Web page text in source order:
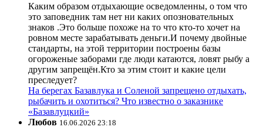
Каким образом отдыхающие осведомленны, о том что
это заповедник там нет ни каких опозновательных
знаков .Это больше похоже на то что кто-то хочет на
ровном месте зарабатывать деньги.И почему двойные
стандарты, на этой территории построены базы
огороженые заборами где люди катаются, ловят рыбу а
другим запрещён.Кто за этим стоит и какие цели
преследует?
На берегах Базавлука и Соленой запрещено отдыхать,
рыбачить и охотиться? Что известно о заказнике
«Базавлуцкий»
Любов 16.06.2026 23:18